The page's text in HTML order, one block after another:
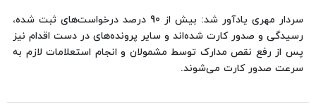
سردار مهری یادآور شد: بیش از 90 درصد درخواست‌های ثبت شده،
رسیدگی و صدور کارت شده‌اند و سایر پرونده‌های در دست اقدام نیز
پس از رفع نقص مدارک توسط مشمولان و انجام استعلامات لازم به
سرعت صدور کارت می‌شوند.